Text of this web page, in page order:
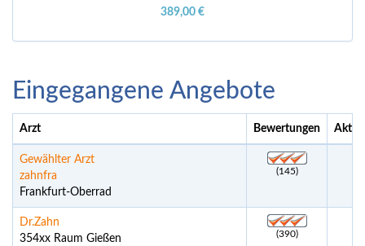
389,00 €
Eingegangene Angebote
Arzt Bewertungen
Gewählter Arzt
zahnfra
Frankfurt-Oberrad
(145)
Dr.Zahn
354xx Raum Gießen
(390)